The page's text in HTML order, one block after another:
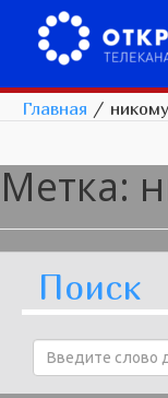
Главная /
Метка:
Поиск